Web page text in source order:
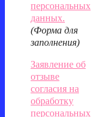
персональных
данных.
(Форма для
заполнения)
Заявление об
отзыве
согласия на
обработку
персональных